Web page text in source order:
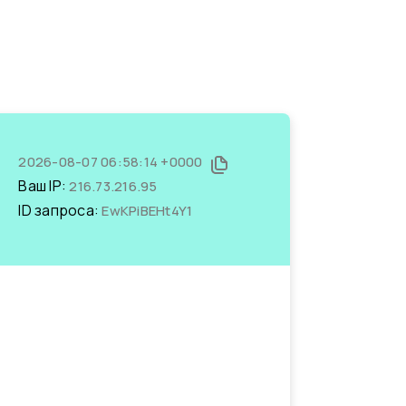
2026-08-07 06:58:14 +0000
Ваш IP:216.73.216.95
ID запроса:EwKPiBEHt4Y1